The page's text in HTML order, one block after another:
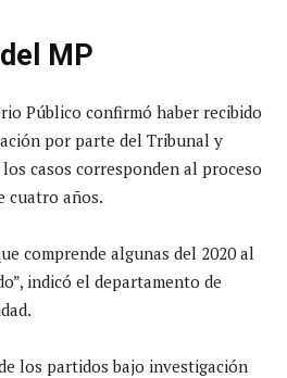
MP
Público confirmó haber recibido
por parte del Tribunal y
casos corresponden al proceso
cuatro años.
comprende algunas del 2020 al
indicó el departamento de
los partidos bajo investigación